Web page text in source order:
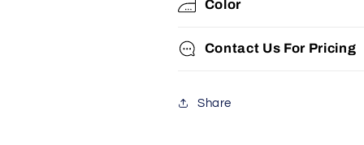
Color
Contact Us For Pricing
Share